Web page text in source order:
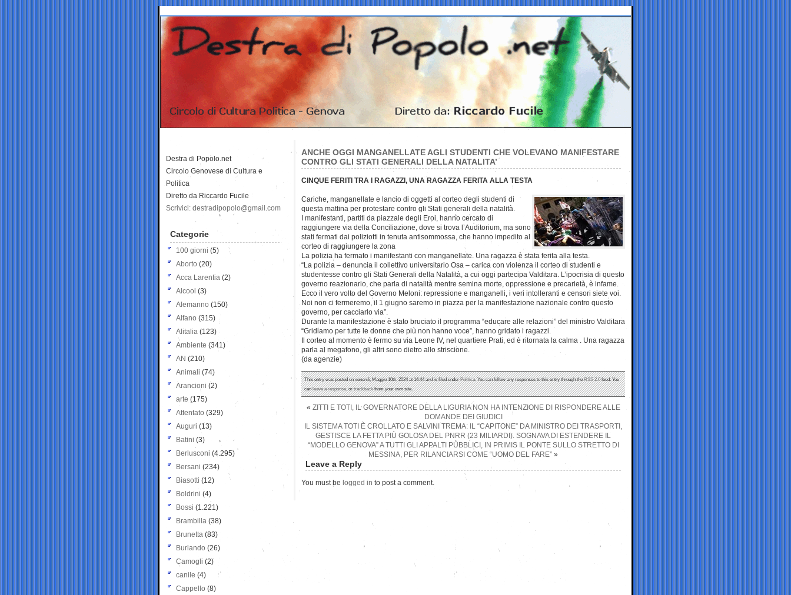
ANCHE OGGI MANGANELLATE AGLI STUDENTI CHE VOLEVANO MANIFESTARE
CONTRO GLI STATI GENERALI DELLA NATALITA’
CINQUE FERITI TRA I RAGAZZI, UNA RAGAZZA FERITA ALLA TESTA
Cariche, manganellate e lancio di oggetti al corteo degli studenti di
questa mattina per protestare contro gli Stati generali della natalità.
I manifestanti, partiti da piazzale degli Eroi, hanno cercato di
raggiungere via della Conciliazione, dove si trova l’Auditorium, ma sono
stati fermati dai poliziotti in tenuta antisommossa, che hanno impedito al
corteo di raggiungere la zona
La polizia ha fermato i manifestanti con manganellate. Una ragazza è stata ferita alla testa.
“La polizia – denuncia il collettivo universitario Osa – carica con violenza il corteo di studenti e
studentesse contro gli Stati Generali della Natalità, a cui oggi partecipa Valditara. L’ipocrisia di questo
governo reazionario, che parla di natalità mentre semina morte, oppressione e precarietà, è infame.
Ecco il vero volto del Governo Meloni: repressione e manganelli, i veri intolleranti e censori siete voi.
Noi non ci fermeremo, il 1 giugno saremo in piazza per la manifestazione nazionale contro questo
governo, per cacciarlo via”.
Durante la manifestazione è stato bruciato il programma “educare alle relazioni” del ministro Valditara
“Gridiamo per tutte le donne che più non hanno voce”, hanno gridato i ragazzi.
Il corteo al momento è fermo su via Leone IV, nel quartiere Prati, ed è ritornata la calma . Una ragazza
parla al megafono, gli altri sono dietro allo striscione.
(da agenzie)
This entry was posted on venerdì, Maggio 10th, 2024 at 14:44 and is filed underPolitica. You can follow any responses to this entry through theRSS 2.0feed. You
canleave a response, ortrackbackfrom your own site.
« ZITTI E TOTI, IL GOVERNATORE DELLA LIGURIA NON HA INTENZIONE DI RISPONDERE ALLE
DOMANDE DEI GIUDICI
IL SISTEMA TOTI È CROLLATO E SALVINI TREMA: IL “CAPITONE” DA MINISTRO DEI TRASPORTI,
GESTISCE LA FETTA PIÙ GOLOSA DEL PNRR (23 MILIARDI). SOGNAVA DI ESTENDERE IL
“MODELLO GENOVA” A TUTTI GLI APPALTI PUBBLICI, IN PRIMIS IL PONTE SULLO STRETTO DI
MESSINA, PER RILANCIARSI COME “UOMO DEL FARE” »
Leave a Reply
You must be logged in to post a comment.
Destra di Popolo.net
Circolo Genovese di Cultura e
Politica
Diretto da Riccardo Fucile
Scrivici: destradipopolo@gmail.com
Categorie
100 giorni (5)
Aborto (20)
Acca Larentia (2)
Alcool (3)
Alemanno (150)
Alfano (315)
Alitalia (123)
Ambiente (341)
AN (210)
Animali (74)
Arancioni (2)
arte (175)
Attentato (329)
Auguri (13)
Batini (3)
Berlusconi (4.295)
Bersani (234)
Biasotti (12)
Boldrini (4)
Bossi (1.221)
Brambilla (38)
Brunetta (83)
Burlando (26)
Camogli (2)
canile (4)
Cappello (8)